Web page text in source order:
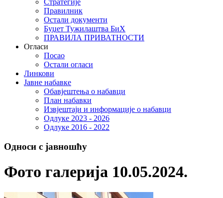
Стратегије
Правилник
Остали документи
Буџет Тужилаштва БиХ
ПРАВИЛА ПРИВАТНОСТИ
Огласи
Посао
Остали огласи
Линкови
Јавне набавке
Обавјештења о набавци
План набавки
Извјештаји и информације о набавци
Одлуке 2023 - 2026
Одлуке 2016 - 2022
Односи с јавношћу
Фото галерија 10.05.2024.